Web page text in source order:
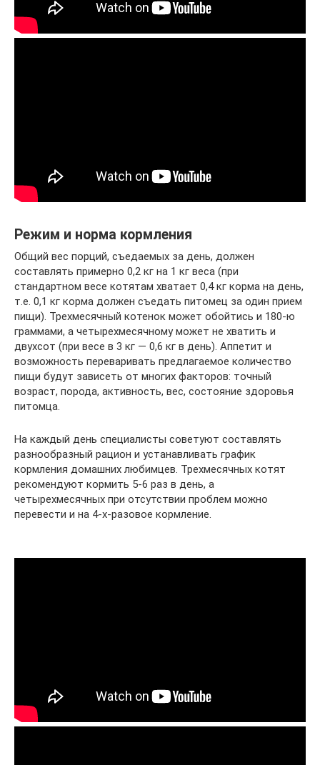
Режим и норма кормления
Общий вес порций, съедаемых за день, должен
составлять примерно 0,2 кг на 1 кг веса (при
стандартном весе котятам хватает 0,4 кг корма на день,
т.е. 0,1 кг корма должен съедать питомец за один прием
пищи). Трехмесячный котенок может обойтись и 180-ю
граммами, а четырехмесячному может не хватить и
двухсот (при весе в 3 кг — 0,6 кг в день). Аппетит и
возможность переваривать предлагаемое количество
пищи будут зависеть от многих факторов: точный
возраст, порода, активность, вес, состояние здоровья
питомца.
На каждый день специалисты советуют составлять
разнообразный рацион и устанавливать график
кормления домашних любимцев. Трехмесячных котят
рекомендуют кормить 5-6 раз в день, а
четырехмесячных при отсутствии проблем можно
перевести и на 4-х-разовое кормление.